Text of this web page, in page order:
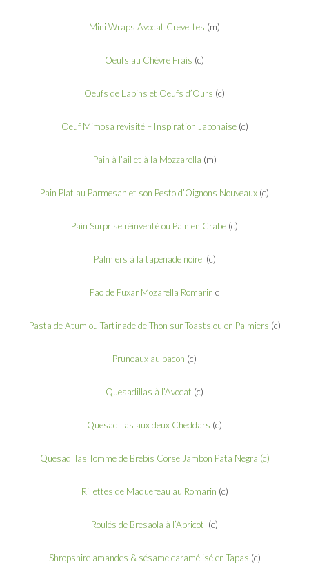
Mini Wraps Avocat Crevettes (m)
Oeufs au Chèvre Frais (c)
Oeufs de Lapins et Oeufs d’Ours (c)
Oeuf Mimosa revisité – Inspiration Japonaise (c)
Pain à l’ail et à la Mozzarella (m)
Pain Plat au Parmesan et son Pesto d’Oignons Nouveaux (c)
Pain Surprise réinventé ou Pain en Crabe (c)
Palmiers à la tapenade noire (c)
Pao de Puxar Mozarella Romarin c
Pasta de Atum ou Tartinade de Thon sur Toasts ou en Palmiers (c)
Pruneaux au bacon (c)
Quesadillas à l’Avocat (c)
Quesadillas aux deux Cheddars (c)
Quesadillas Tomme de Brebis Corse Jambon Pata Negra (c)
Rillettes de Maquereau au Romarin (c)
Roulés de Bresaola à l’Abricot (c)
Shropshire amandes & sésame caramélisé en Tapas (c)